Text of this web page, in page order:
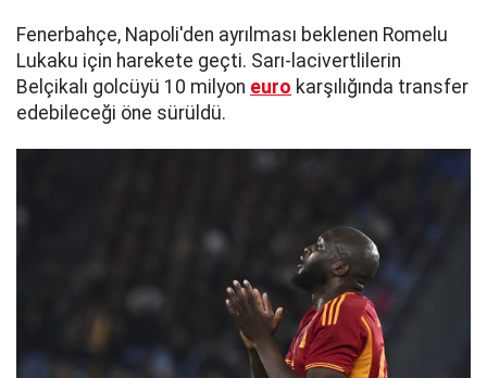
Fenerbahçe, Napoli'den ayrılması beklenen Romelu
Lukaku için harekete geçti. Sarı-lacivertlilerin
Belçikalı golcüyü 10 milyon euro karşılığında transfer
edebileceği öne sürüldü.